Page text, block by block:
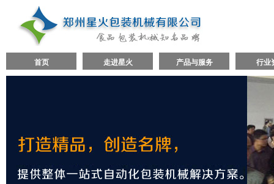
首页 走进星火 产品与服务 行业